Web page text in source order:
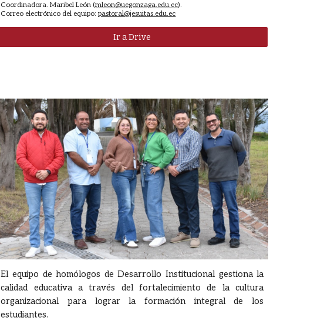
Coordinadora. Maribel León (mleon@uegonzaga.edu.ec).
Correo electrónico del equipo:pastoral@jesuitas.edu.ec
Ir a Drive
El equipo de homólogos de Desarrollo Institucional gestiona la
calidad educativa a través del fortalecimiento de la cultura
organizacional para lograr la formación integral de los
estudiantes.